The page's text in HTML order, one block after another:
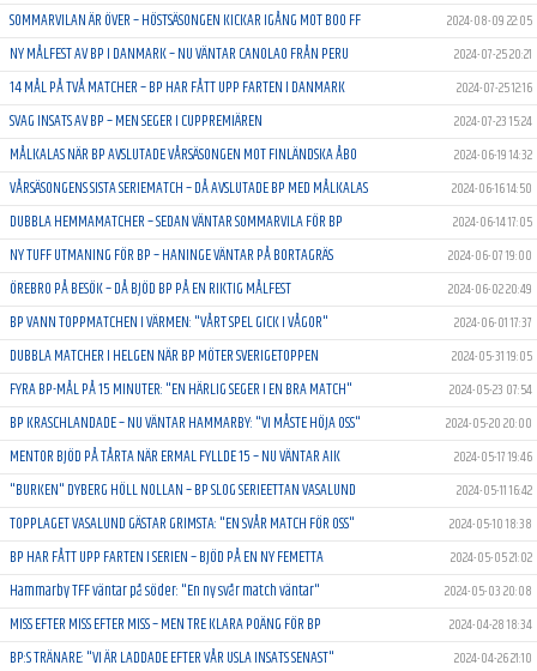
SOMMARVILAN ÄR ÖVER – HÖSTSÄSONGEN KICKAR IGÅNG MOT BOO FF 2024-08-09 22:05
NY MÅLFEST AV BP I DANMARK – NU VÄNTAR CANOLAO FRÅN PERU 2024-07-25 20:21
14 MÅL PÅ TVÅ MATCHER – BP HAR FÅTT UPP FARTEN I DANMARK 2024-07-25 12:16
SVAG INSATS AV BP – MEN SEGER I CUPPREMIÄREN 2024-07-23 15:24
MÅLKALAS NÄR BP AVSLUTADE VÅRSÄSONGEN MOT FINLÄNDSKA ÅBO 2024-06-19 14:32
VÅRSÄSONGENS SISTA SERIEMATCH – DÅ AVSLUTADE BP MED MÅLKALAS 2024-06-16 14:50
DUBBLA HEMMAMATCHER – SEDAN VÄNTAR SOMMARVILA FÖR BP 2024-06-14 17:05
NY TUFF UTMANING FÖR BP – HANINGE VÄNTAR PÅ BORTAGRÄS 2024-06-07 19:00
ÖREBRO PÅ BESÖK – DÅ BJÖD BP PÅ EN RIKTIG MÅLFEST 2024-06-02 20:49
BP VANN TOPPMATCHEN I VÄRMEN: "VÅRT SPEL GICK I VÅGOR" 2024-06-01 17:37
DUBBLA MATCHER I HELGEN NÄR BP MÖTER SVERIGETOPPEN 2024-05-31 19:05
FYRA BP-MÅL PÅ 15 MINUTER: "EN HÄRLIG SEGER I EN BRA MATCH" 2024-05-23 07:54
BP KRASCHLANDADE – NU VÄNTAR HAMMARBY: "VI MÅSTE HÖJA OSS" 2024-05-20 20:00
MENTOR BJÖD PÅ TÅRTA NÄR ERMAL FYLLDE 15 – NU VÄNTAR AIK 2024-05-17 19:46
"BURKEN" DYBERG HÖLL NOLLAN – BP SLOG SERIEETTAN VASALUND 2024-05-11 16:42
TOPPLAGET VASALUND GÄSTAR GRIMSTA: "EN SVÅR MATCH FÖR OSS" 2024-05-10 18:38
BP HAR FÅTT UPP FARTEN I SERIEN – BJÖD PÅ EN NY FEMETTA 2024-05-05 21:02
Hammarby TFF väntar på söder: "En ny svår match väntar" 2024-05-03 20:08
MISS EFTER MISS EFTER MISS – MEN TRE KLARA POÄNG FÖR BP 2024-04-28 18:34
BP:S TRÄNARE: "VI ÄR LADDADE EFTER VÅR USLA INSATS SENAST" 2024-04-26 21:10